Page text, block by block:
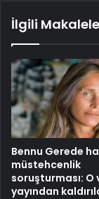
İlgili
Bennu Gerede
müstehcenlik
soruşturması: O
yayından